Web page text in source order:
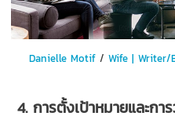
Danielle Motif / Wife | Writer/
4. การตั้งเป้าหมายและกา